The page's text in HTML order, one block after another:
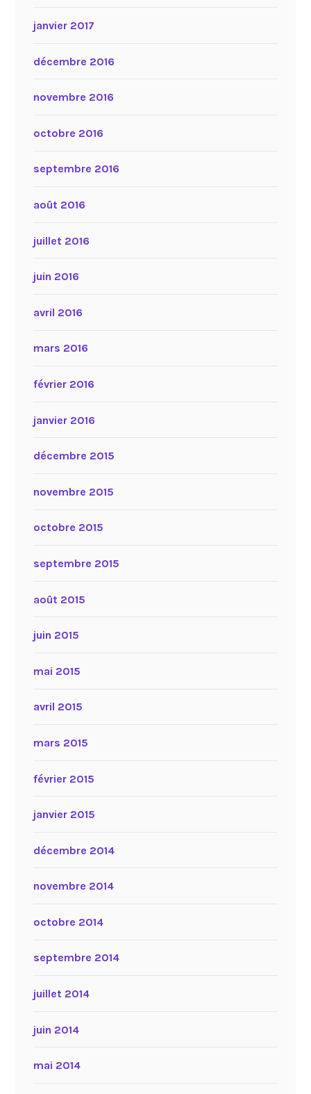
janvier 2017
décembre 2016
novembre 2016
octobre 2016
septembre 2016
août 2016
juillet 2016
juin 2016
avril 2016
mars 2016
février 2016
janvier 2016
décembre 2015
novembre 2015
octobre 2015
septembre 2015
août 2015
juin 2015
mai 2015
avril 2015
mars 2015
février 2015
janvier 2015
décembre 2014
novembre 2014
octobre 2014
septembre 2014
juillet 2014
juin 2014
mai 2014